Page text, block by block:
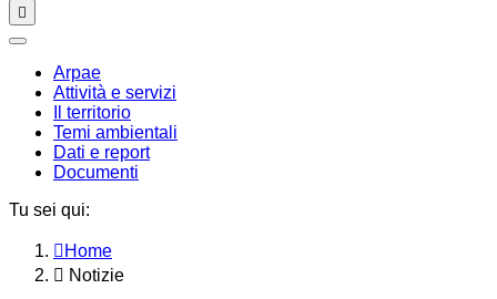
Toggle
navigation
chiudi
Arpae
Attività e servizi
Il territorio
Temi ambientali
Dati e report
Documenti
Tu sei qui:
Home
Notizie